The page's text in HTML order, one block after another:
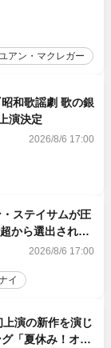
アン・マクレガー
和歌謡劇 歌の銀
演決定
2026/8/6 17:00
ステイサムが圧
から選出された
ックとは
2026/8/6 17:00
イ
演の新作を演じ
「夏休み！オ